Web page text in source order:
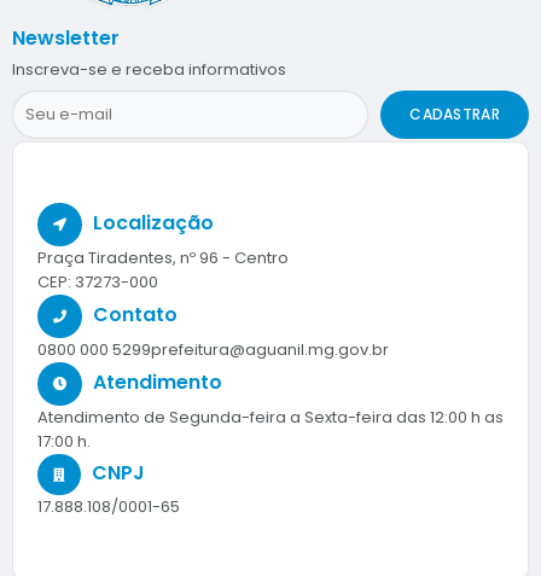
Localização
Praça Tiradentes, nº 96 - Centro
CEP: 37273-000
Contato
0800 000 5299prefeitura@aguanil.mg.gov.br
Atendimento
Atendimento de Segunda-feira a Sexta-feira das 12:00 h as
17:00 h.
CNPJ
17.888.108/0001-65
Newsletter
Inscreva-se e receba informativos
CADASTRAR